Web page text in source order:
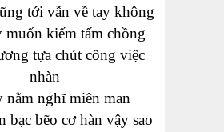
tới vẫn về tay không
muốn kiếm tấm chồng
tựa chút công việc
nhàn
nằm nghĩ miên man
bạc bẽo cơ hàn vậy sao